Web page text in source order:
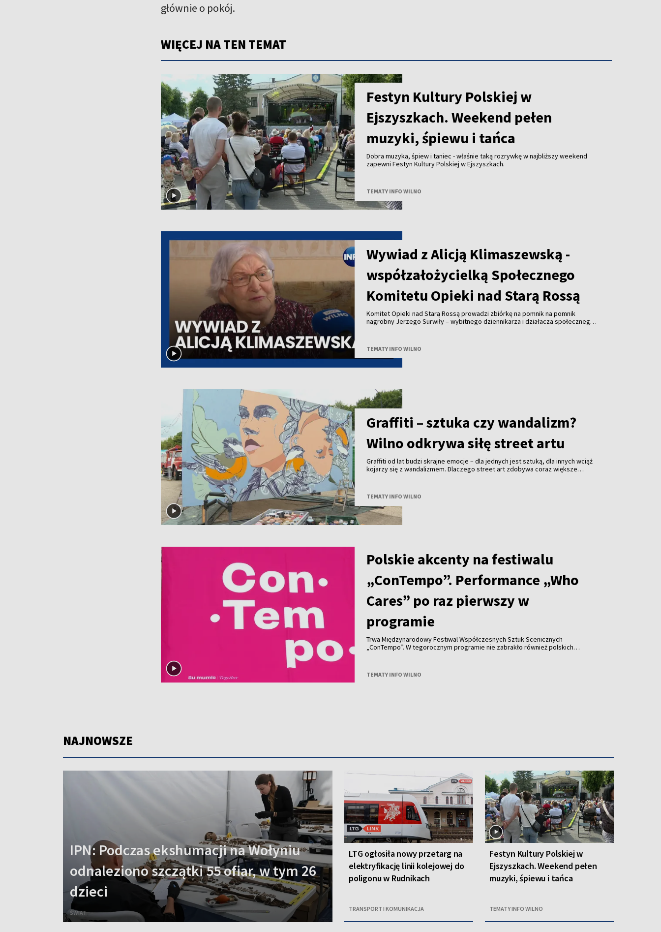
głównie o pokój.
WIĘCEJ NA TEN TEMAT
Festyn Kultury Polskiej w
Ejszyszkach. Weekend pełen
muzyki, śpiewu i tańca
Dobra muzyka, śpiew i taniec - właśnie taką rozrywkę w najbliższy weekend
zapewni Festyn Kultury Polskiej w Ejszyszkach.
TEMATY INFO WILNO
Wywiad z Alicją Klimaszewską -
współzałożycielką Społecznego
Komitetu Opieki nad Starą Rossą
Komitet Opieki nad Starą Rossą prowadzi zbiórkę na pomnik na pomnik
nagrobny Jerzego Surwiły – wybitnego dziennikarza i działacza społecznego.
Opieki nad Starą Rossą i Cmentarzem Bernardyńskim, Polskiej Sekcji
Zesłańców przy Wileńskiej Wspólnocie Więźniów Politycznych i Zesłańców,
patronował budowie pomnika Adama Mickiewicza w Wilnie. Koszty realizacja
projektu to 25 tysięcy euro. Odsłonięcie inicjatorzy planują w listopadzie.
TEMATY INFO WILNO
Graffiti – sztuka czy wandalizm?
Wilno odkrywa siłę street artu
Graffiti od lat budzi skrajne emocje – dla jednych jest sztuką, dla innych wciąż
kojarzy się z wandalizmem. Dlaczego street art zdobywa coraz większe
TEMATY INFO WILNO
Polskie akcenty na festiwalu
„ConTempo”. Performance „Who
Cares” po raz pierwszy w
programie
Trwa Międzynarodowy Festiwal Współczesnych Sztuk Scenicznych
„ConTempo”. W tegorocznym programie nie zabrakło również polskich
„Who Cares”.
TEMATY INFO WILNO
NAJNOWSZE
IPN: Podczas ekshumacji na Wołyniu
odnaleziono szczątki 55 ofiar, w tym 26
dzieci
ŚWIAT
LTG ogłosiła nowy przetarg na
elektryfikację linii kolejowej do
poligonu w Rudnikach
TRANSPORT I KOMUNIKACJA
Festyn Kultury Polskiej w
Ejszyszkach. Weekend pełen
muzyki, śpiewu i tańca
TEMATY INFO WILNO